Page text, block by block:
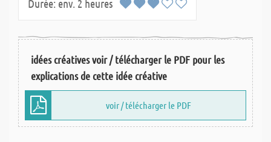
Durée: env. 2 heures
idées créatives voir / télécharger le PDF pour les
explications de cette idée créative
voir / télécharger le PDF